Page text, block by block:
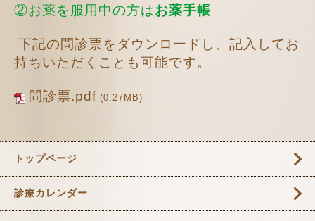
②お薬を服用中の方はお薬手帳
下記の問診票をダウンロードし、記入してお
持ちいただくことも可能です。
問診票.pdf (0.27MB)
トップページ
診療カレンダー